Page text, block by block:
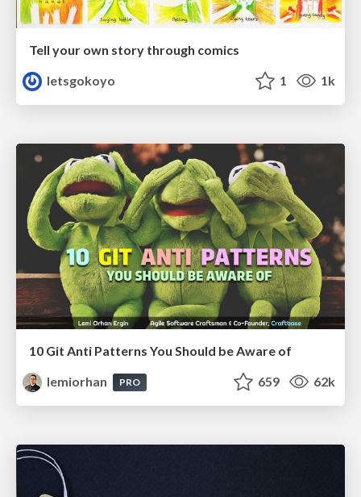
Tell your own story through comics
letsgokoyo
1 1k
10 Git Anti Patterns You Should be Aware of
lemiorhan
PRO 659 62k